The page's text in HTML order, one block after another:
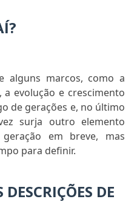
alguns marcos, como a
evolução e crescimento
de gerações e, no último
surja outro elemento
em breve, mas
para definir.
DE